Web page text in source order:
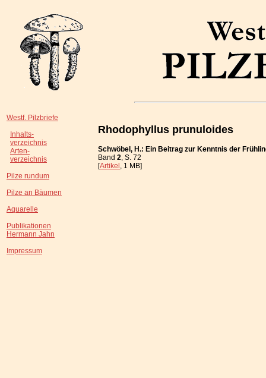
Westf. Pilzbriefe
Inhalts-
verzeichnis
Arten-
verzeichnis
Pilze rundum
Pilze an Bäumen
Aquarelle
Publikationen
Hermann Jahn
Impressum
Rhodophyllus prunuloides
Schwöbel, H.: Ein Beitrag zur Kenntnis der
Band 2, S. 72
[Artikel, 1 MB]